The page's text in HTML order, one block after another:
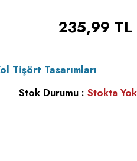
235,99 TL
Tişört Tasarımları
Stok Durumu : Stokta Yok